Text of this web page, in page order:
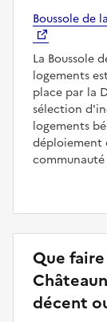
Boussole de
La Boussole
logements
place par la
sélection
logements
déploiement
Que
décent